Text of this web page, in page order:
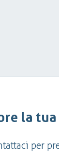
la
per